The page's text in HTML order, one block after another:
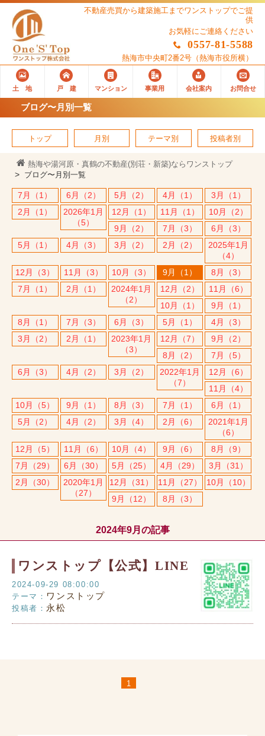
不動産売買から建築施工までワンストップでご提
供
お気軽にご連絡ください
0557-81-5588
熱海市中央町2番2号 （熱海市役所横）
土 地 戸 建 マンション 事業用 会社案内 お問合せ
ブログ〜月別一覧
トップ 月別 テーマ別 投稿者別
熱海や湯河原・真鶴の不動産(別荘・新築)ならワンストップ
ブログ〜月別一覧
7月（1） 6月（2） 5月（2） 4月（1）
3月（1）
2月（1）
2026年1月
（5）
12月（1） 11月（1）
10月（2）
9月（2）
7月（3）
6月（3）
5月（1）
4月（3） 3月（2） 2月（2）
2025年1月
（4）
12月（3）
11月（3） 10月（3） 9月（1）
8月（3）
7月（1）
2月（1）
2024年1月
（2）
12月（2）
11月（6）
10月（1）
9月（1）
8月（1）
7月（3） 6月（3） 5月（1）
4月（3）
3月（2）
2月（1）
2023年1月
（3）
12月（7）
9月（2）
8月（2）
7月（5）
6月（3）
4月（2） 3月（2）
2022年1月
（7）
12月（6）
11月（4）
10月（5）
9月（1） 8月（3） 7月（1）
6月（1）
5月（2）
4月（2） 3月（4） 2月（6）
2021年1月
（6）
12月（5）
11月（6） 10月（4） 9月（6）
8月（9）
7月（29）
6月（30） 5月（25） 4月（29）
3月（31）
2月（30）
2020年1月
（27）
12月（31） 11月（27）
10月（10）
9月（12）
8月（3）
2024年9月の記事
ワンストップ【公式】LINE
2024-09-29 08:00:00
テーマ： ワンストップ
投稿者： 永松
1